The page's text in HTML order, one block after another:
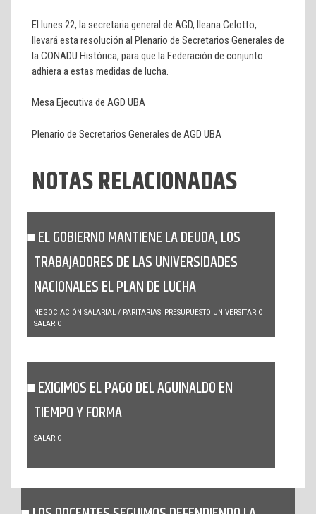
El lunes 22, la secretaria general de AGD, Ileana Celotto,
llevará esta resolución al Plenario de Secretarios Generales de
la CONADU Histórica, para que la Federación de conjunto
adhiera a estas medidas de lucha.
Mesa Ejecutiva de AGD UBA
Plenario de Secretarios Generales de AGD UBA
NOTAS RELACIONADAS
EL GOBIERNO MANTIENE LA DEUDA, LOS
TRABAJADORES DE LAS UNIVERSIDADES
NACIONALES EL PLAN DE LUCHA
NEGOCIACIÓN SALARIAL / PARITARIAS PRESUPUESTO UNIVERSITARIO
SALARIO
EXIGIMOS EL PAGO DEL AGUINALDO EN
TIEMPO Y FORMA
SALARIO